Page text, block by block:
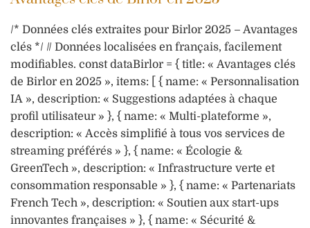
/* Données clés extraites pour Birlor 2025 – Avantages
clés */ // Données localisées en français, facilement
modifiables. const dataBirlor = { title: « Avantages clés
de Birlor en 2025 », items: [ { name: « Personnalisation
IA », description: « Suggestions adaptées à chaque
profil utilisateur » }, { name: « Multi-plateforme »,
description: « Accès simplifié à tous vos services de
streaming préférés » }, { name: « Écologie &
GreenTech », description: « Infrastructure verte et
consommation responsable » }, { name: « Partenariats
French Tech », description: « Soutien aux start-ups
innovantes françaises » }, { name: « Sécurité &